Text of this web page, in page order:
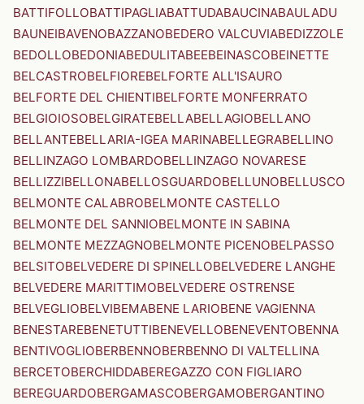
BATTIFOLLOBATTIPAGLIABATTUDABAUCINABAULADU
BAUNEIBAVENOBAZZANOBEDERO VALCUVIABEDIZZOLE
BEDOLLOBEDONIABEDULITABEEBEINASCOBEINETTE
BELCASTROBELFIOREBELFORTE ALL'ISAURO
BELFORTE DEL CHIENTIBELFORTE MONFERRATO
BELGIOIOSOBELGIRATEBELLABELLAGIOBELLANO
BELLANTEBELLARIA-IGEA MARINABELLEGRABELLINO
BELLINZAGO LOMBARDOBELLINZAGO NOVARESE
BELLIZZIBELLONABELLOSGUARDOBELLUNOBELLUSCO
BELMONTE CALABROBELMONTE CASTELLO
BELMONTE DEL SANNIOBELMONTE IN SABINA
BELMONTE MEZZAGNOBELMONTE PICENOBELPASSO
BELSITOBELVEDERE DI SPINELLOBELVEDERE LANGHE
BELVEDERE MARITTIMOBELVEDERE OSTRENSE
BELVEGLIOBELVIBEMABENE LARIOBENE VAGIENNA
BENESTAREBENETUTTIBENEVELLOBENEVENTOBENNA
BENTIVOGLIOBERBENNOBERBENNO DI VALTELLINA
BERCETOBERCHIDDABEREGAZZO CON FIGLIARO
BEREGUARDOBERGAMASCOBERGAMOBERGANTINO